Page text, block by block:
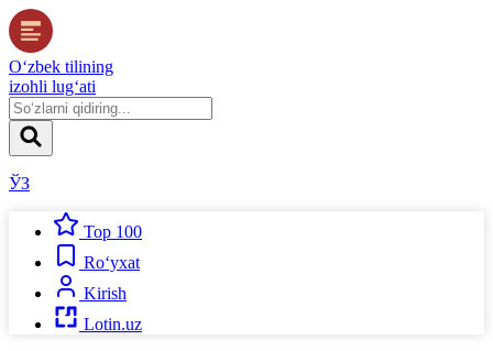
O‘zbek tilining
izohli lug‘ati
ЎЗ
Top 100
Ro‘yxat
Kirish
Lotin.uz